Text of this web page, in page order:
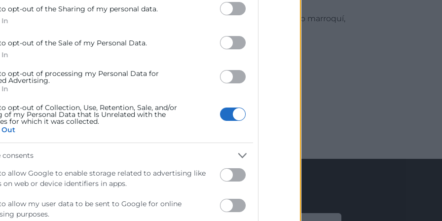
opt-out of the Sharing of my personal data.
opt-out of the Sale of my Personal Data.
opt-out of processing my Personal Data for
Advertising.
opt-out of Collection, Use, Retention, Sale, and/or
of my Personal Data that Is Unrelated with the
for which it was collected.
consents
allow Google to enable storage related to advertising like
on web or device identifiers in apps.
allow my user data to be sent to Google for online
purposes.
visitas institucionales y reuniones con representantes del tejido productivo marroquí,
reales de negocio y cooperación.
el presidente de la Cámara de Tánger(Imagen)